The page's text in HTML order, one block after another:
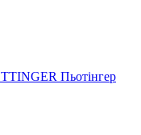
Пьотінгер